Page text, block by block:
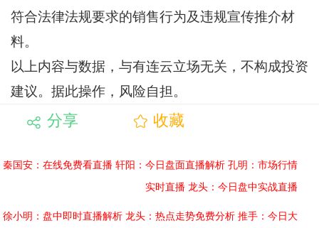
符合法律法规要求的销售行为及违规宣传推介材
料。
以上内容与数据，与有连云立场无关，不构成投资
建议。据此操作，风险自担。
分享 收藏
秦国安：在线免费看直播 轩阳：今日盘面直播解析 孔明：市场行情
实时直播 龙头：今日盘中实战直播
徐小明：盘中即时直播解析 龙头：热点走势免费分析 推手：今日大